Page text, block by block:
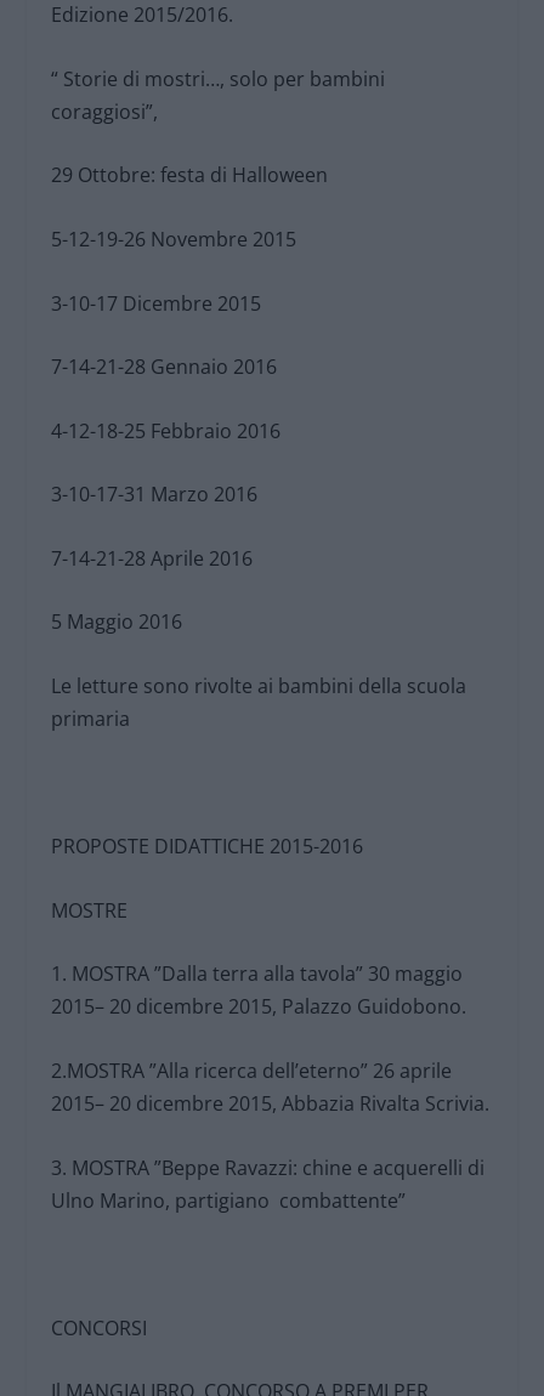
Edizione 2015/2016.
“ Storie di mostri…, solo per bambini
coraggiosi”,
29 Ottobre: festa di Halloween
5-12-19-26 Novembre 2015
3-10-17 Dicembre 2015
7-14-21-28 Gennaio 2016
4-12-18-25 Febbraio 2016
3-10-17-31 Marzo 2016
7-14-21-28 Aprile 2016
5 Maggio 2016
Le letture sono rivolte ai bambini della scuola
primaria
PROPOSTE DIDATTICHE 2015-2016
MOSTRE
1. MOSTRA ”Dalla terra alla tavola” 30 maggio
2015– 20 dicembre 2015, Palazzo Guidobono.
2.MOSTRA ”Alla ricerca dell’eterno” 26 aprile
2015– 20 dicembre 2015, Abbazia Rivalta Scrivia.
3. MOSTRA ”Beppe Ravazzi: chine e acquerelli di
Ulno Marino, partigiano combattente”
CONCORSI